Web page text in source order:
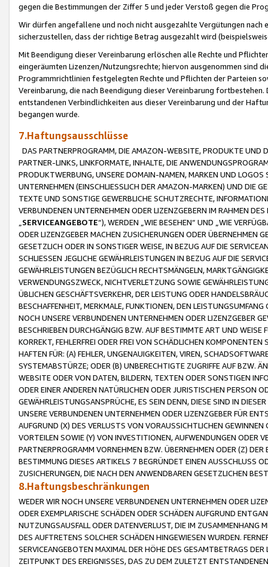
gegen die Bestimmungen der Ziffer 5 und jeder Verstoß gegen die
Wir dürfen angefallene und noch nicht ausgezahlte Vergütungen
sicherzustellen, dass der richtige Betrag ausgezahlt wird
Mit Beendigung dieser Vereinbarung erlöschen alle Rechte und
eingeräumten Lizenzen/Nutzungsrechte; hiervon ausgenommen sind
Programmrichtlinien festgelegten Rechte und Pflichten der Parteien
Vereinbarung, die nach Beendigung dieser Vereinbarung
entstandenen Verbindlichkeiten aus dieser Vereinbarung und der
begangen wurde.
7.Haftungsausschlüsse
DAS PARTNERPROGRAMM, DIE AMAZON-WEBSITE, PRODUKTE UND
PARTNER-LINKS, LINKFORMATE, INHALTE, DIE
PRODUKTWERBUNG, UNSERE DOMAIN-NAMEN, MARKEN UND
UNTERNEHMEN (EINSCHLIESSLICH DER AMAZON-MARKEN) UND DIE
TEXTE UND SONSTIGE GEWERBLICHE SCHUTZRECHTE,
VERBUNDENEN UNTERNEHMEN ODER LIZENZGEBERN IM RAHMEN
SERVICEANGEBOTE“), WERDEN „WIE BESEHEN“ UND „WIE
ODER LIZENZGEBER MACHEN ZUSICHERUNGEN ODER ÜBERNEHMEN
GESETZLICH ODER IN SONSTIGER WEISE, IN BEZUG AUF DIE
SCHLIESSEN JEGLICHE GEWÄHRLEISTUNGEN IN BEZUG AUF DIE
GEWÄHRLEISTUNGEN BEZÜGLICH RECHTSMÄNGELN,
VERWENDUNGSZWECK, NICHTVERLETZUNG SOWIE
ÜBLICHEN GESCHÄFTSVERKEHR, DER LEISTUNG ODER
BESCHAFFENHEIT, MERKMALE, FUNKTIONEN, DEN
NOCH UNSERE VERBUNDENEN UNTERNEHMEN ODER LIZENZGEBER
BESCHRIEBEN DURCHGÄNGIG BZW. AUF BESTIMMTE ART UND
KORREKT, FEHLERFREI ODER FREI VON SCHÄDLICHEN
HAFTEN FÜR: (A) FEHLER, UNGENAUIGKEITEN, VIREN,
SYSTEMABSTÜRZE; ODER (B) UNBERECHTIGTE ZUGRIFFE AUF BZW.
WEBSITE ODER VON DATEN, BILDERN, TEXTEN ODER SONSTIGEN
ODER EINER ANDEREN NATÜRLICHEN ODER JURISTISCHEN PERSON
GEWÄHRLEISTUNGSANSPRÜCHE, ES SEIN DENN, DIESE SIND IN
UNSERE VERBUNDENEN UNTERNEHMEN ODER LIZENZGEBER FÜR
AUFGRUND (X) DES VERLUSTS VON VORAUSSICHTLICHEN
VORTEILEN SOWIE (Y) VON INVESTITIONEN, AUFWENDUNGEN ODER
PARTNERPROGRAMM VORNEHMEN BZW. ÜBERNEHMEN ODER (Z)
BESTIMMUNG DIESES ARTIKELS 7 BEGRÜNDET EINEN AUSSCHLUSS
ZUSICHERUNGEN, DIE NACH DEN ANWENDBAREN GESETZLICHEN
8.Haftungsbeschränkungen
WEDER WIR NOCH UNSERE VERBUNDENEN UNTERNEHMEN ODER
ODER EXEMPLARISCHE SCHÄDEN ODER SCHÄDEN AUFGRUND
NUTZUNGSAUSFALL ODER DATENVERLUST, DIE IM ZUSAMMENHANG
DES AUFTRETENS SOLCHER SCHÄDEN HINGEWIESEN WURDEN.
SERVICEANGEBOTEN MAXIMAL DER HÖHE DES GESAMTBETRAGS
ZEITPUNKT DES EREIGNISSES, DAS ZU DEM ZULETZT